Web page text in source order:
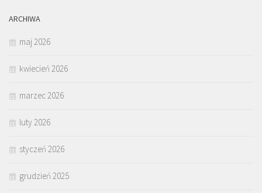
ARCHIWA
maj 2026
kwiecień 2026
marzec 2026
luty 2026
styczeń 2026
grudzień 2025